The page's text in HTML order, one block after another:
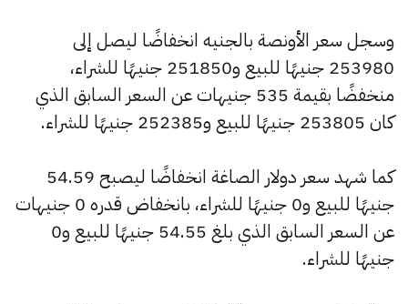
وسجل سعر الأونصة بالجنيه انخفاضًا ليصل إلى
253980 جنيهًا للبيع و251850 جنيهًا للشراء،
منخفضًا بقيمة 535 جنيهات عن السعر السابق الذي
كان 253805 جنيهًا للبيع و252385 جنيهًا للشراء.
كما شهد سعر دولار الصاغة انخفاضًا ليصبح 54.59
جنيهًا للبيع و0 جنيهًا للشراء، بانخفاض قدره 0 جنيهات
عن السعر السابق الذي بلغ 54.55 جنيهًا للبيع و0
جنيهًا للشراء.